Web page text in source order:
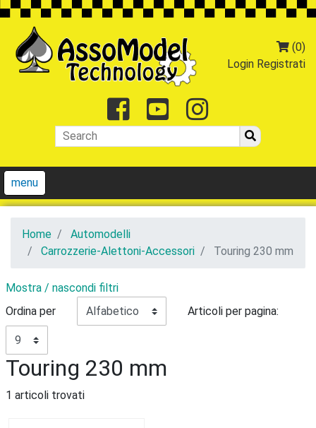
(0)
Login Registrati
Facebook
Youtube
menu
Home
Automodelli
Carrozzerie-Alettoni-Accessori
Touring 230 mm
Mostra / nascondi filtri
Ordina per
Articoli per pagina:
Touring 230 mm
1 articoli trovati